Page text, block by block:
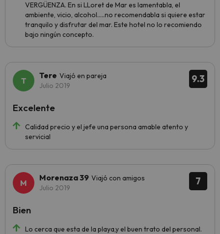
VERGÜENZA. En si LLoret de Mar es lamentabla, el
ambiente, vicio, alcohol.....no recomendabla si quiere estar
tranquilo y disfrutar del mar. Este hotel no lo recomiendo
bajo ningún concepto.
9.3
Tere Viajó en pareja
Julio 2019
Calidad precio y el jefe una persona amable atento y
servicial
Excelente
7
Morenaza 39 Viajó con amigos
Julio 2019
Lo cerca que esta de la playa,y el buen trato del personal.
Bien